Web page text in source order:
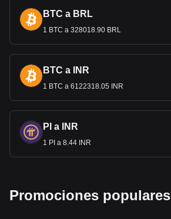
BTC a BRL
1 BTC a 328018.90 BRL
BTC a INR
1 BTC a 6122318.05 INR
PI a INR
1 PI a 8.44 INR
Promociones populares